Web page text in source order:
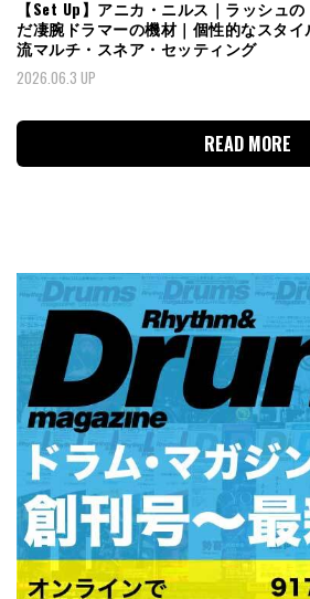
【Set Up】アニカ・ニルス｜ラッシュ
だ凄腕ドラマーの機材｜個性的なスタ
流マルチ・スネア・セッティング
2026.06.3 UP
READ MORE